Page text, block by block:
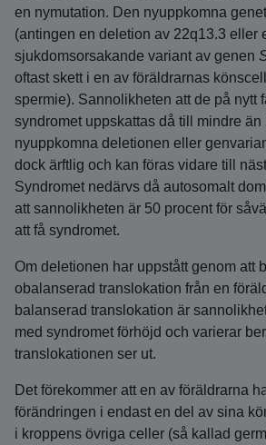
en nymutation. Den nyuppkomna
(antingen en deletion av 22q13.3 eller
sjukdomsorsakande variant av genen
oftast skett i en av föräldrarnas
spermie). Sannolikheten att de på nytt
syndromet uppskattas då till mindre än
nyuppkomna deletionen eller
dock ärftlig och kan föras vidare till
Syndromet nedärvs då autosomalt
att sannolikheten är 50 procent för
att få syndromet.
Om deletionen har uppstått genom att
obalanserad translokation från en
balanserad translokation är
med syndromet förhöjd och varierar
translokationen ser ut.
Det förekommer att en av föräldrarna
förändringen i endast en del av sina
i kroppens övriga celler (så kallad